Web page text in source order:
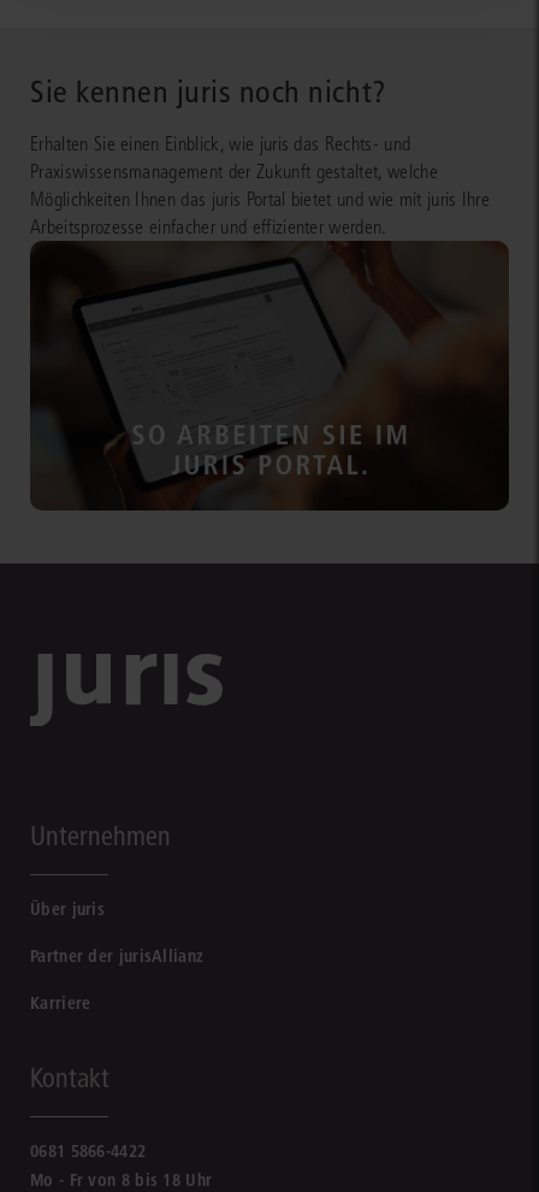
Sie kennen juris noch nicht?
Erhalten Sie einen Einblick, wie juris das Rechts- und
Praxiswissensmanagement der Zukunft gestaltet, welche
Möglichkeiten Ihnen das juris Portal bietet und wie mit juris Ihre
Arbeitsprozesse einfacher und effizienter werden.
Unternehmen
Über juris
Partner der jurisAllianz
Karriere
Kontakt
0681 5866-4422
Mo - Fr von 8 bis 18 Uhr